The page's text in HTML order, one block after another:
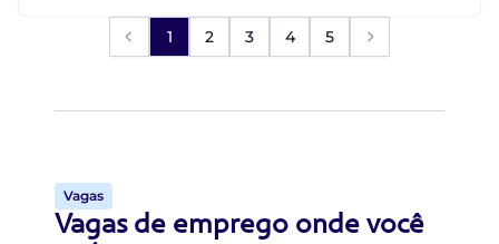
1 2 3 4 5
Vagas
Vagas de emprego onde você